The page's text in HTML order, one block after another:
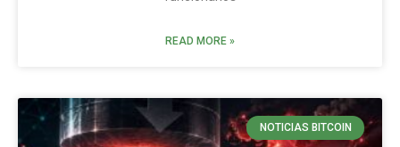
READ MORE »
NOTICIAS BITCOIN